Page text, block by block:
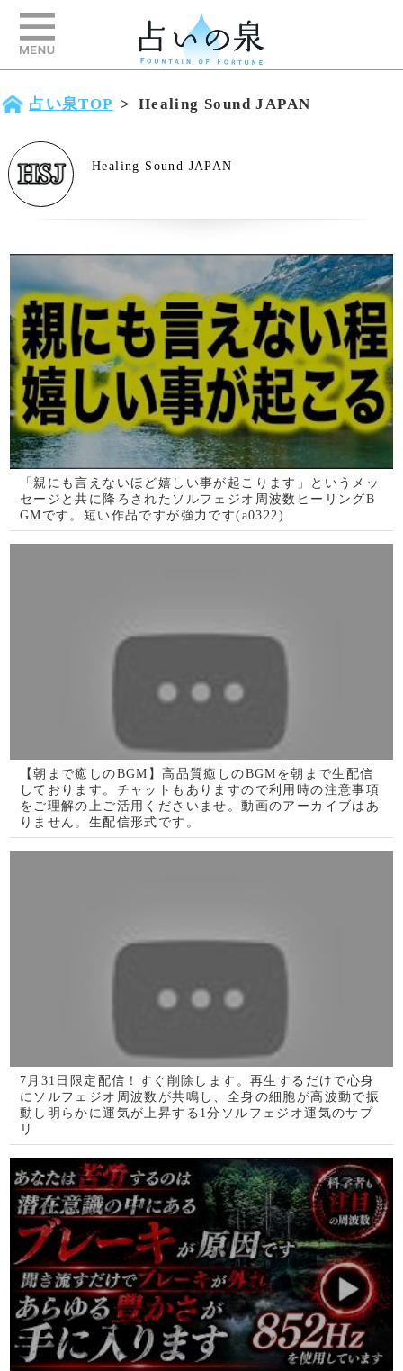
占い泉TOP > Healing Sound JAPAN
「親にも言えないほど嬉しい事が起こります」というメッ
セージと共に降ろされたソルフェジオ周波数ヒーリングB
GMです。短い作品ですが強力です(a0322)
7月31日限定配信！すぐ削除します。再生するだけで心身
にソルフェジオ周波数が共鳴し、全身の細胞が高波動で振
動し明らかに運気が上昇する1分ソルフェジオ運気のサプ
リ
【見逃しは損】あなたは苦労するのは潜在意識の中にある
ブレーキが原因です！聞き流すだけでブレーキが外れあら
「忘れていた願いごとが突如として叶います」というメッ
セージと共に降ろされたヒーリング周波数BGMです(a033
8)